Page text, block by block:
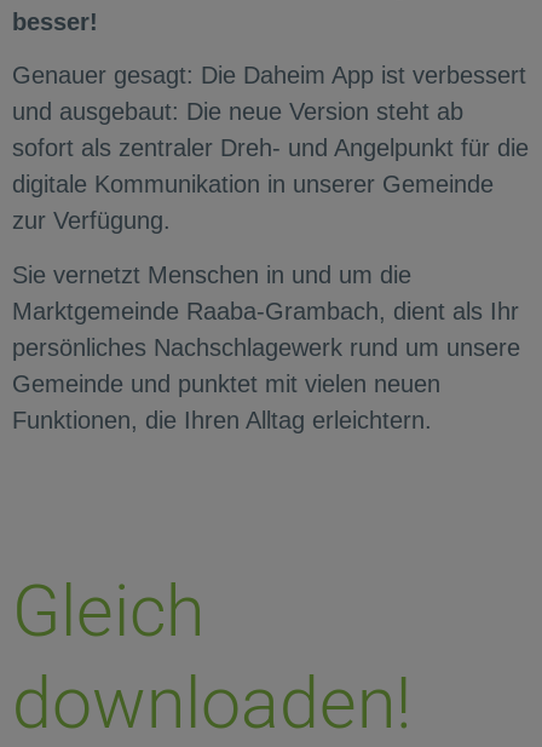
besser!
Genauer gesagt: Die Daheim App ist verbessert
und ausgebaut: Die neue Version steht ab
sofort als zentraler Dreh- und Angelpunkt für die
digitale Kommunikation in unserer Gemeinde
zur Verfügung.
Sie vernetzt Menschen in und um die
Marktgemeinde Raaba-Grambach, dient als Ihr
persönliches Nachschlagewerk rund um unsere
Gemeinde und punktet mit vielen neuen
Funktionen, die Ihren Alltag erleichtern.
Gleich
downloaden!